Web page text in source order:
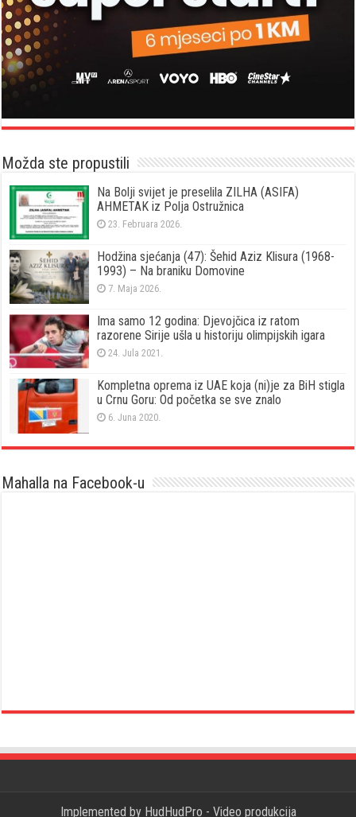
Možda ste propustili
Na Bolji svijet je preselila ZILHA (ASIFA)
AHMETAK iz Polja Ostružnica
23. Februara 2026.
Hodžina sjećanja (47): Šehid Aziz Klisura (1968-
1993) – Na braniku Domovine
7. Maja 2026.
Ima samo 12 godina: Djevojčica iz ratom
razorene Sirije ušla u historiju olimpijskih igara
24. Jula 2021.
Kompletna oprema iz UAE koja (ni)je za BiH stigla
u Crnu Goru: Od početka se sve znalo
6. Juna 2020.
Mahalla na Facebook-u
Implemented by HudHudPro - Video produkcija